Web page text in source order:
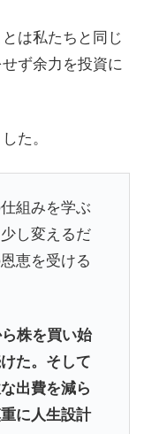
は私たちと同じ
ず余力を投資に
た。
組みを学ぶ
し変えるだ
恵を受ける
株を買い始
た。そして
出費を減ら
に人生設計